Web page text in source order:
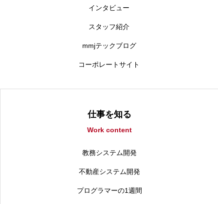
インタビュー
スタッフ紹介
mmjテックブログ
コーポレートサイト
仕事を知る
Work content
教務システム開発
不動産システム開発
プログラマーの1週間